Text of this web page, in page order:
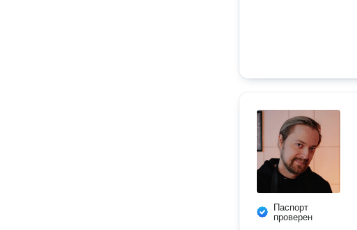
Паспорт
проверен